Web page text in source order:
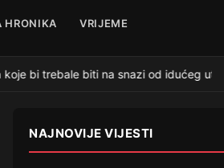
HRONIKA VRIJEME
bi trebale biti na snazi od idućeg utorka
NAJNOVIJE VIJESTI